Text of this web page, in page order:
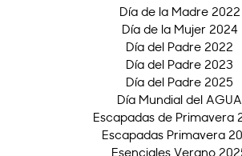
Día de la Madre 2022
Día de la Mujer 2024
Día del Padre 2022
Día del Padre 2023
Día del Padre 2025
Día Mundial del AGUA
Escapadas de Primavera
Escapadas Primavera
Esenciales Verano